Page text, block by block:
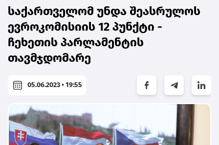
საქართველომ უნდა შეასრულოს
ევროკომისიის 12 პუნქტი -
ჩეხეთის პარლამენტის
თავმჯდომარე
05.06.2023 • 19:55